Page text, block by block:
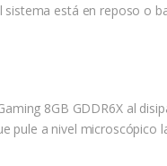
está en reposo o
8GB GDDR6X al
pule a nivel microscópico